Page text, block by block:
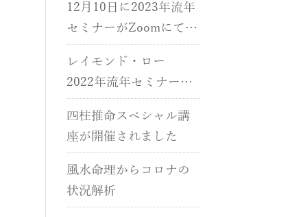
12月10日に2023年流年
セミナーがZoomにて開
催されました。
レイモンド・ロー
2022年流年セミナーが
開催されました。
四柱推命スペシャル講
座が開催されました
風水命理からコロナの
状況解析